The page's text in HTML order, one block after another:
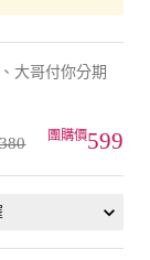
大哥付你分期
599